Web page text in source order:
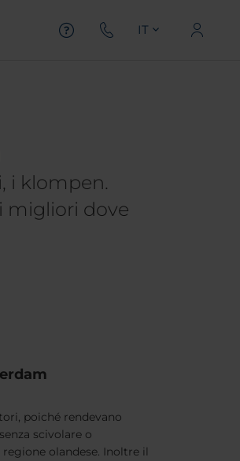
IT
i klompen.
migliori dove
poiché rendevano
scivolare o
olandese. Inoltre il